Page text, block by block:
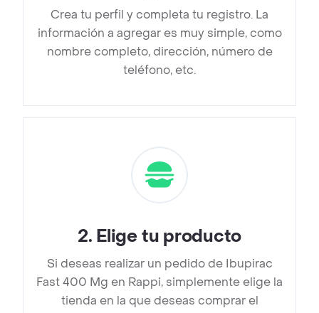
Crea tu perfil y completa tu registro. La
información a agregar es muy simple, como
nombre completo, dirección, número de
teléfono, etc.
2. Elige tu producto
Si deseas realizar un pedido de Ibupirac
Fast 400 Mg en Rappi, simplemente elige la
tienda en la que deseas comprar el